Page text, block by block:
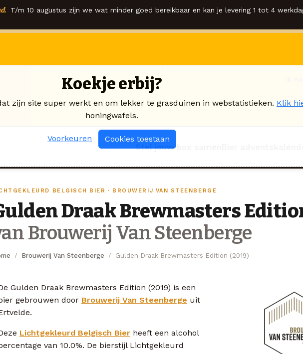
T/m 10 augustus zijn we wat minder goed bereikbaar en kan je levering 1 tot 4
Stel jouw box samen
BELGISCH BIER · BROUWERIJ VAN STEENBERGE
Draak Brewmasters
Brouwerij Van Steenberge
Brouwerij Van Steenberge Gulden Draak Brewmasters Edition (2019)
Gulden Draak Brewmasters Edition (2019) is een
gebrouwen door Brouwerij Van Steenberge uit
Lichtgekleurd Belgisch Bier heeft een alcohol
van 10.0%. De bierstijl Lichtgekleurd
Koekje erbij?
zijn site super werkt en om lekker te grasduinen in webstatistieken. Klik
honingwafels.
Voorkeuren Cookies toestaan